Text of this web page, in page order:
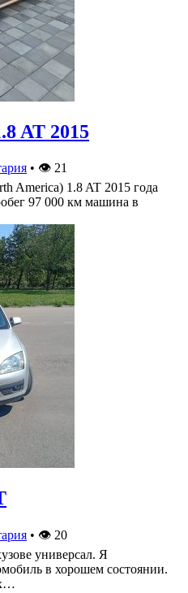
AT 2015
• 👁 21
America) 1.8 AT 2015 года
97 000 км машина в
• 👁 20
универсал. Я
в хорошем состоянии.